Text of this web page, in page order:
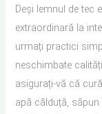
Deși lemnul de tec
extraordinară la
urmați practici
neschimbate
asigurați-vă că
apă călduță,